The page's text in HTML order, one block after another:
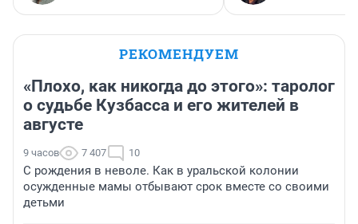
РЕКОМЕНДУЕМ
«Плохо, как никогда до этого»: таролог
о судьбе Кузбасса и его жителей в
августе
9 часов 7 407 10
С рождения в неволе. Как в уральской колонии
осужденные мамы отбывают срок вместе со своими
детьми